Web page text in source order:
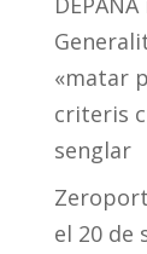
«matar
criteris
senglar
el 20 de